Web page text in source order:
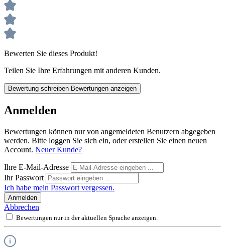
Bewerten Sie dieses Produkt!
Teilen Sie Ihre Erfahrungen mit anderen Kunden.
Bewertung schreiben Bewertungen anzeigen
Anmelden
Bewertungen können nur von angemeldeten Benutzern abgegeben
werden. Bitte loggen Sie sich ein, oder erstellen Sie einen neuen
Account. Neuer Kunde?
Ihre E-Mail-Adresse
Ihr Passwort
Ich habe mein Passwort vergessen.
Anmelden
Abbrechen
Bewertungen nur in der aktuellen Sprache anzeigen.